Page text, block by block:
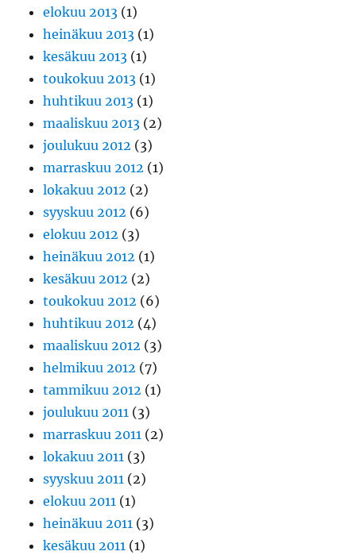
elokuu 2013 (1)
heinäkuu 2013 (1)
kesäkuu 2013 (1)
toukokuu 2013 (1)
huhtikuu 2013 (1)
maaliskuu 2013 (2)
joulukuu 2012 (3)
marraskuu 2012 (1)
lokakuu 2012 (2)
syyskuu 2012 (6)
elokuu 2012 (3)
heinäkuu 2012 (1)
kesäkuu 2012 (2)
toukokuu 2012 (6)
huhtikuu 2012 (4)
maaliskuu 2012 (3)
helmikuu 2012 (7)
tammikuu 2012 (1)
joulukuu 2011 (3)
marraskuu 2011 (2)
lokakuu 2011 (3)
syyskuu 2011 (2)
elokuu 2011 (1)
heinäkuu 2011 (3)
kesäkuu 2011 (1)